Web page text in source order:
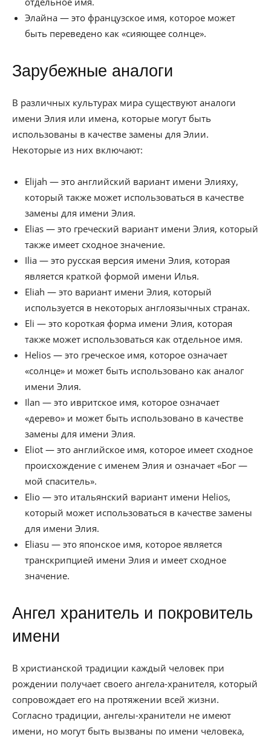
Элайна — это французское имя, которое может
быть переведено как «сияющее солнце».
Зарубежные аналоги
В различных культурах мира существуют аналоги
имени Элия или имена, которые могут быть
использованы в качестве замены для Элии.
Некоторые из них включают:
Elijah — это английский вариант имени Элияху,
который также может использоваться в качестве
замены для имени Элия.
Elias — это греческий вариант имени Элия, который
также имеет сходное значение.
Ilia — это русская версия имени Элия, которая
является краткой формой имени Илья.
Eliah — это вариант имени Элия, который
используется в некоторых англоязычных странах.
Eli — это короткая форма имени Элия, которая
также может использоваться как отдельное имя.
Helios — это греческое имя, которое означает
«солнце» и может быть использовано как аналог
имени Элия.
Ilan — это ивритское имя, которое означает
«дерево» и может быть использовано в качестве
замены для имени Элия.
Eliot — это английское имя, которое имеет сходное
происхождение с именем Элия и означает «Бог —
мой спаситель».
Elio — это итальянский вариант имени Helios,
который может использоваться в качестве замены
для имени Элия.
Eliasu — это японское имя, которое является
транскрипцией имени Элия и имеет сходное
значение.
Ангел хранитель и покровитель
имени
В христианской традиции каждый человек при
рождении получает своего ангела-хранителя, который
сопровождает его на протяжении всей жизни.
Согласно традиции, ангелы-хранители не имеют
имени, но могут быть вызваны по имени человека,